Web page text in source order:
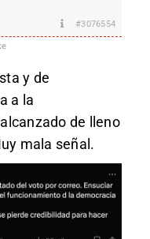
#3076554
y de
a la
de lleno
mala señal.